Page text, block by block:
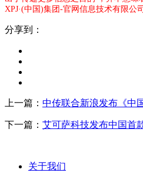
XPJ·(中国)集团-官网信息技术有限公
分享到：
上一篇： 中传联合新浪发布《中
下一篇： 艾可萨科技发布中国首
关于我们